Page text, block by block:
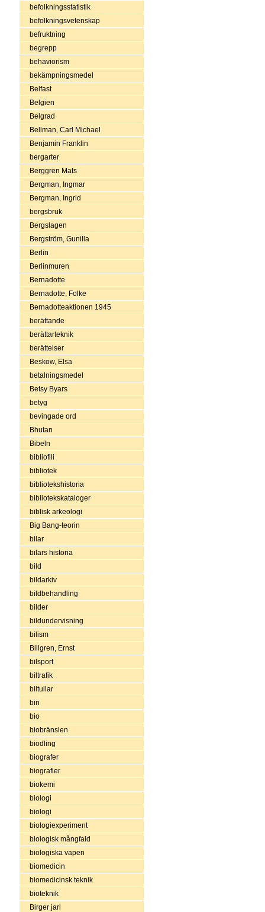
befolkningsstatistik
befolkningsvetenskap
befruktning
begrepp
behaviorism
bekämpningsmedel
Belfast
Belgien
Belgrad
Bellman, Carl Michael
Benjamin Franklin
bergarter
Berggren Mats
Bergman, Ingmar
Bergman, Ingrid
bergsbruk
Bergslagen
Bergström, Gunilla
Berlin
Berlinmuren
Bernadotte
Bernadotte, Folke
Bernadotteaktionen 1945
berättande
berättarteknik
berättelser
Beskow, Elsa
betalningsmedel
Betsy Byars
betyg
bevingade ord
Bhutan
Bibeln
bibliofili
bibliotek
bibliotekshistoria
bibliotekskataloger
biblisk arkeologi
Big Bang-teorin
bilar
bilars historia
bild
bildarkiv
bildbehandling
bilder
bildundervisning
bilism
Billgren, Ernst
bilsport
biltrafik
biltullar
bin
bio
biobränslen
biodling
biografer
biografier
biokemi
biologi
biologi
biologiexperiment
biologisk mångfald
biologiska vapen
biomedicin
biomedicinsk teknik
bioteknik
Birger jarl